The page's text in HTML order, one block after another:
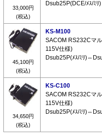
33,000円
(税込)
Dsub25P(DCE/ﾒｽ/ﾐ
45,100円
(税込)
KS-M100
SACOM RS232Cマ
115V仕様)
Dsub25P(ﾒｽ/ﾐﾘ
34,650円
(税込)
KS-C100
SACOM RS232Cマ
115V仕様)
Dsub25P(ﾒｽ/ﾐﾘ